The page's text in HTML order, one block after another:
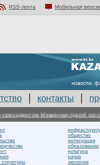
RSS-лента
Мобильная
контакты
Международной
общество
интеграция
образование
культура
наука
экология